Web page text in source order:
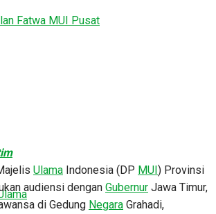
Fatwa MUI Pusat
Ulama Indonesia (DP MUI) Provinsi
audiensi dengan Gubernur Jawa Timur,
di Gedung Negara Grahadi,